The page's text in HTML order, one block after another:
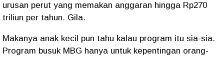
urusan perut yang memakan anggaran hingga Rp270
triliun per tahun. Gila.
Makanya anak kecil pun tahu kalau program itu sia-sia.
Program busuk MBG hanya untuk kepentingan orang-